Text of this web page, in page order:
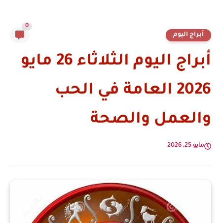
أبراج اليوم
0
أبراج اليوم الثلاثاء 26 مايو
2026 العامة في الحب
والعمل والصحة
مايو 25, 2026